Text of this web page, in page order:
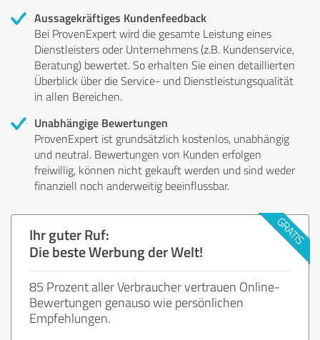
Aussagekräftiges Kundenfeedback
Bei ProvenExpert wird die gesamte Leistung eines
Dienstleisters oder Unternehmens (z.B. Kundenservice,
Beratung) bewertet. So erhalten Sie einen detaillierten
Überblick über die Service- und Dienstleistungsqualität
in allen Bereichen.
Unabhängige Bewertungen
ProvenExpert ist grundsätzlich kostenlos, unabhängig
und neutral. Bewertungen von Kunden erfolgen
freiwillig, können nicht gekauft werden und sind weder
finanziell noch anderweitig beeinflussbar.
Ihr guter Ruf:
Die beste Werbung der Welt!
85 Prozent aller Verbraucher vertrauen Online-
Bewertungen genauso wie persönlichen
Empfehlungen.